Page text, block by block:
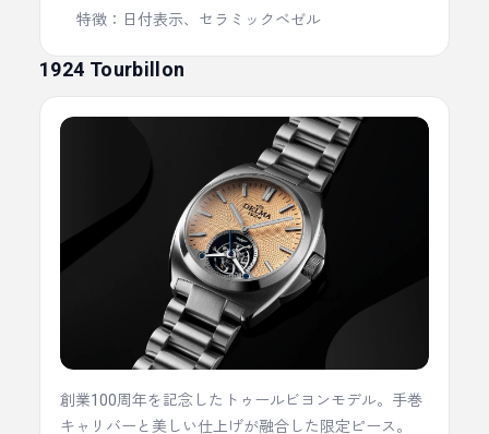
特徴：日付表示、セラミックベゼル
1924 Tourbillon
創業100周年を記念したトゥールビヨンモデル。手巻
キャリバーと美しい仕上げが融合した限定ピース。